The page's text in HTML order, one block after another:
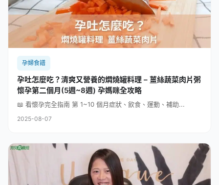
孕婦食譜
孕吐怎麼吃？清爽又營養的燜燒罐料理 – 薑絲蔬菜肉片粥
懷孕第二個月(5週~8週) 孕媽咪全攻略
📖 看懷孕完全指南 第 1~10 個月症狀、飲食、運動、補助...
2025-08-07